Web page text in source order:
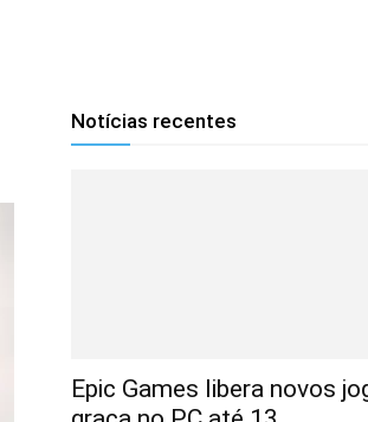
Notícias recentes
Epic Games libera novos